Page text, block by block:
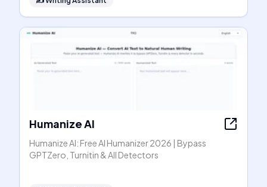
Humanize AI
Humanize AI: Free AI Humanizer 2026 | Bypass
GPTZero, Turnitin & All Detectors